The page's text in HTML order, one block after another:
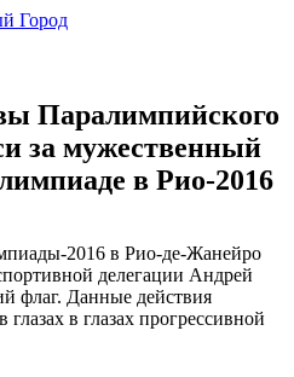
Паралимпийского
за мужественный
в Рио-2016
2016 в Рио-де-Жанейро
делегации Андрей
флаг. Данные действия
в глазах прогрессивной